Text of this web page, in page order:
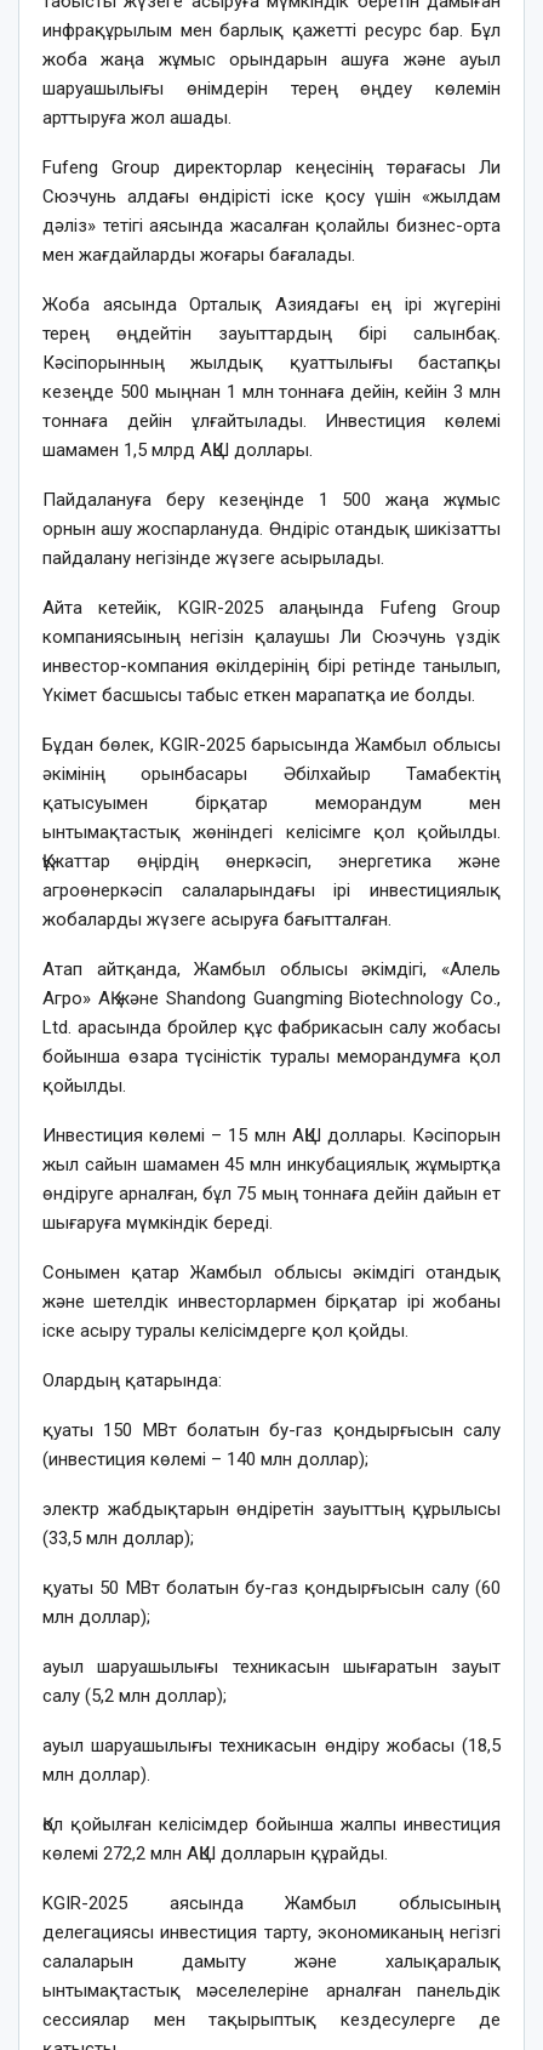
инфрақұрылым мен барлық қажетті ресурс бар. Бұл
жоба жаңа жұмыс орындарын ашуға және ауыл
шаруашылығы өнімдерін терең өңдеу көлемін
арттыруға жол ашады.
Fufeng Group директорлар кеңесінің төрағасы Ли
Сюэчунь алдағы өндірісті іске қосу үшін «жылдам
дәліз» тетігі аясында жасалған қолайлы бизнес-орта
мен жағдайларды жоғары бағалады.
Жоба аясында Орталық Азиядағы ең ірі жүгеріні
терең өңдейтін зауыттардың бірі салынбақ.
Кәсіпорынның жылдық қуаттылығы бастапқы
кезеңде 500 мыңнан 1 млн тоннаға дейін, кейін 3 млн
тоннаға дейін ұлғайтылады. Инвестиция көлемі
шамамен 1,5 млрд АҚШ доллары.
Пайдалануға беру кезеңінде 1 500 жаңа жұмыс
орнын ашу жоспарлануда. Өндіріс отандық шикізатты
пайдалану негізінде жүзеге асырылады.
Айта кетейік, KGIR-2025 алаңында Fufeng Group
компаниясының негізін қалаушы Ли Сюэчунь үздік
инвестор-компания өкілдерінің бірі ретінде танылып,
Үкімет басшысы табыс еткен марапатқа ие болды.
Бұдан бөлек, KGIR-2025 барысында Жамбыл облысы
әкімінің орынбасары Әбілхайыр Тамабектің
қатысуымен бірқатар меморандум мен
ынтымақтастық жөніндегі келісімге қол қойылды.
Құжаттар өңірдің өнеркәсіп, энергетика және
агроөнеркәсіп салаларындағы ірі инвестициялық
жобаларды жүзеге асыруға бағытталған.
Атап айтқанда, Жамбыл облысы әкімдігі, «Алель
Агро» АҚ және Shandong Guangming Biotechnology Co.,
Ltd. арасында бройлер құс фабрикасын салу жобасы
бойынша өзара түсіністік туралы меморандумға қол
қойылды.
Инвестиция көлемі – 15 млн АҚШ доллары. Кәсіпорын
жыл сайын шамамен 45 млн инкубациялық жұмыртқа
өндіруге арналған, бұл 75 мың тоннаға дейін дайын ет
шығаруға мүмкіндік береді.
Сонымен қатар Жамбыл облысы әкімдігі отандық
және шетелдік инвесторлармен бірқатар ірі жобаны
іске асыру туралы келісімдерге қол қойды.
Олардың қатарында:
қуаты 150 МВт болатын бу-газ қондырғысын салу
(инвестиция көлемі – 140 млн доллар);
электр жабдықтарын өндіретін зауыттың құрылысы
(33,5 млн доллар);
қуаты 50 МВт болатын бу-газ қондырғысын салу (60
млн доллар);
ауыл шаруашылығы техникасын шығаратын зауыт
салу (5,2 млн доллар);
ауыл шаруашылығы техникасын өндіру жобасы (18,5
млн доллар).
Қол қойылған келісімдер бойынша жалпы инвестиция
көлемі 272,2 млн АҚШ долларын құрайды.
KGIR-2025 аясында Жамбыл облысының
делегациясы инвестиция тарту, экономиканың негізгі
салаларын дамыту және халықаралық
ынтымақтастық мәселелеріне арналған панельдік
сессиялар мен тақырыптық кездесулерге де